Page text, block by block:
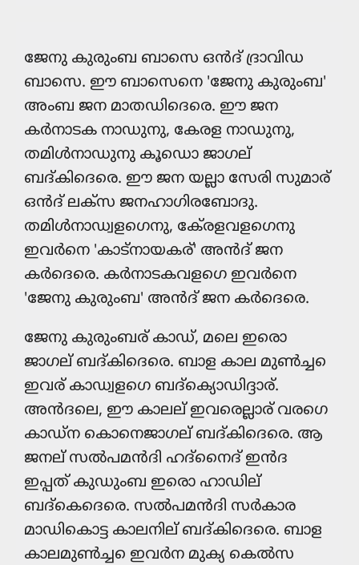
ജേനു കുരും‍ബ ബാസെ ഒൻദ് ദ്രാവിഡ
ബാസെ. ഈ ബാസെനെ 'ജേനു കുരും‍ബ'
അം‍ബ ജന മാതഡിദെരെ. ഈ ജന
കർനാടക നാഡുനു, കേരള നാഡുനു,
തമിൾനാഡുനു കൂഡൊ ജാഗല്
ബദ്കിദെരെ. ഈ ജന യല്ലാ സേരി സുമാര്
ഒൻദ് ലക്സ ജനഹാഗിരബോദു.
തമിൾനാഡ്വളഗെനു, കേ്രളവളഗെനു
ഇവർനെ 'കാട്നായകര്' അൻദ് ജന
കർദെരെ. കർനാടകവളഗെ ഇവർനെ
'ജേനു കുരും‍ബ' അൻദ് ജന കർദെരെ.
ജേനു കുരും‍ബര് കാഡ്, മലെ ഇരൊ
ജാഗല് ബദ്കിദെരെ. ബാള കാല മുൺച്ച‌െ
ഇവര് കാഡ്വളഗെ ബദ്ക്യൊഡിദ്ദാര്.
അൻദലെ, ഈ കാലല് ഇവരെല്ലാര് വരഗെ
കാഡ്ന കൊനെജാഗല് ബദ്കിദെരെ. ആ
ജനല് സൽപമൻദി ഹദ്നൈദ് ഇൻദ
ഇപ്പത് കുഡും‍ബ ഇരൊ ഹാഡില്
ബദ്കെദെരെ. സൽപമൻദി സർകാര
മാഡികൊട്ട കാലനില് ബദ്കിദെരെ. ബാള
കാലമുൺച്ച‌െ ഇവർന മുക്യ കെൽസ